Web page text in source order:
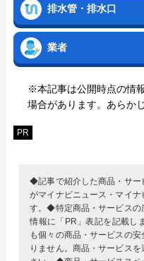
排水管・排水口
業者
※本記事は公開時点の情
場合があります。あらか
PR
◆記事で紹介した商品・サー
がマイナビニュース・マイ
す。◆特定商品・サービスの
情報に「PR」表記を記載し
も個々の商品・サービスの
りません。商品・サービス